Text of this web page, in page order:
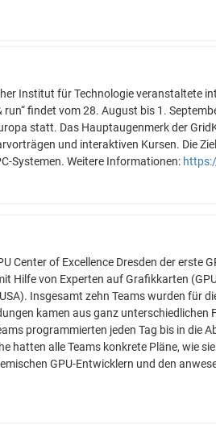
Institut für Technologie veranstaltete
findet vom 28. August bis 1.
statt. Das Hauptaugenmerk der
und interaktiven Kursen. Die
Systemen. Weitere Informationen:
Center of Excellence Dresden der erste
Hilfe von Experten auf Grafikkarten
Insgesamt zehn Teams wurden für
kamen aus ganz
programmierten jeden Tag bis in die
hatten alle Teams konkrete Pläne, wie
GPU-Entwicklern und den